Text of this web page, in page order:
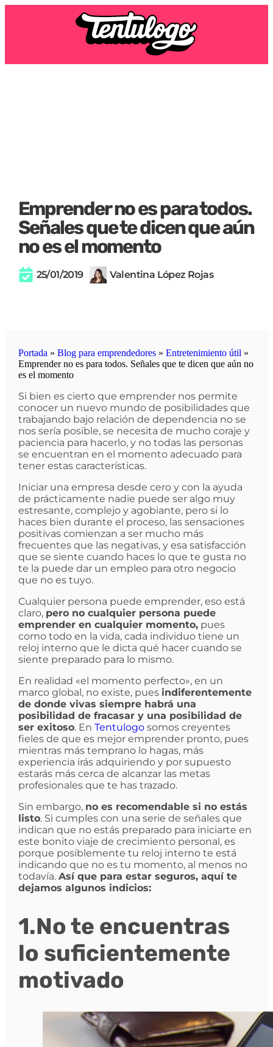
Emprender no es para todos.
Señales que te dicen que aún
no es el momento
25/01/2019 Valentina López Rojas
Portada » Blog para emprendedores» Entretenimiento útil »
Emprender no es para todos. Señales que te dicen que aún no
es el momento
Si bien es cierto que emprender nos permite
conocer un nuevo mundo de posibilidades que
trabajando bajo relación de dependencia no se
nos sería posible, se necesita de mucho coraje y
paciencia para hacerlo, y no todas las personas
se encuentran en el momento adecuado para
tener estas características.
Iniciar una empresa desde cero y con la ayuda
de prácticamente nadie puede ser algo muy
estresante, complejo y agobiante, pero si lo
haces bien durante el proceso, las sensaciones
positivas comienzan a ser mucho más
frecuentes que las negativas, y esa satisfacción
que se siente cuando haces lo que te gusta no
te la puede dar un empleo para otro negocio
que no es tuyo.
Cualquier persona puede emprender, eso está
claro, pero no cualquier persona puede
emprender en cualquier momento,pues
como todo en la vida, cada individuo tiene un
reloj interno que le dicta qué hacer cuando se
siente preparado para lo mismo.
En realidad «el momento perfecto», en un
marco global, no existe, pues indiferentemente
de donde vivas siempre habrá una
posibilidad de fracasar y una posibilidad de
ser exitoso. En Tentulogosomos creyentes
fieles de que es mejor emprender pronto, pues
mientras más temprano lo hagas, más
experiencia irás adquiriendo y por supuesto
estarás más cerca de alcanzar las metas
profesionales que te has trazado.
Sin embargo, no es recomendable si no estás
listo. Si cumples con una serie de señales que
indican que no estás preparado para iniciarte en
este bonito viaje de crecimiento personal, es
porque posiblemente tu reloj interno te está
indicando que no es tu momento, al menos no
todavía. Así que para estar seguros, aquí te
dejamos algunos indicios:
1.No te encuentras
lo suficientemente
motivado